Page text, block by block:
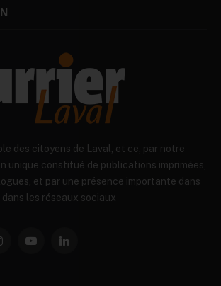
des citoyens de Laval, et ce, par notre
unique constitué de publications imprimées,
et par une présence importante dans
les réseaux sociaux
YouTubeLinkedIn